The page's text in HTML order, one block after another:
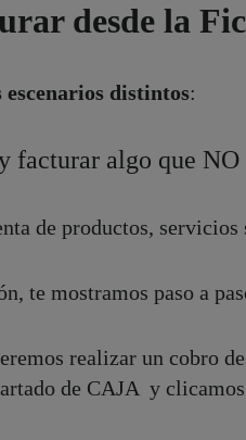
desde la
escenarios distintos:
facturar algo que NO
de productos, servicios
te mostramos paso a
realizar un cobro
de CAJA y